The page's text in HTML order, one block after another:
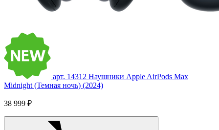
арт. 14312 Наушники Apple AirPods Max
Midnight (Темная ночь) (2024)
38 999 ₽